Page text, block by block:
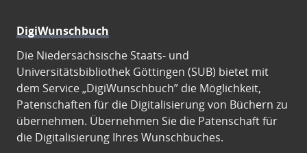
DigiWunschbuch
Die Niedersächsische Staats- und
Universitätsbibliothek Göttingen (SUB) bietet mit
dem Service „DigiWunschbuch” die Möglichkeit,
Patenschaften für die Digitalisierung von Büchern zu
übernehmen. Übernehmen Sie die Patenschaft für
die Digitalisierung Ihres Wunschbuches.